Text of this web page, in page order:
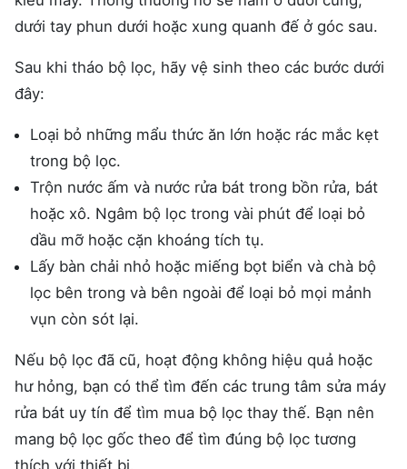
dưới tay phun dưới hoặc xung quanh đế ở góc sau.
Sau khi tháo bộ lọc, hãy vệ sinh theo các bước dưới
đây:
Loại bỏ những mẩu thức ăn lớn hoặc rác mắc kẹt
trong bộ lọc.
Trộn nước ấm và nước rửa bát trong bồn rửa, bát
hoặc xô. Ngâm bộ lọc trong vài phút để loại bỏ
dầu mỡ hoặc cặn khoáng tích tụ.
Lấy bàn chải nhỏ hoặc miếng bọt biển và chà bộ
lọc bên trong và bên ngoài để loại bỏ mọi mảnh
vụn còn sót lại.
Nếu bộ lọc đã cũ, hoạt động không hiệu quả hoặc
hư hỏng, bạn có thể tìm đến các trung tâm sửa máy
rửa bát uy tín để tìm mua bộ lọc thay thế. Bạn nên
mang bộ lọc gốc theo để tìm đúng bộ lọc tương
thích với thiết bị.